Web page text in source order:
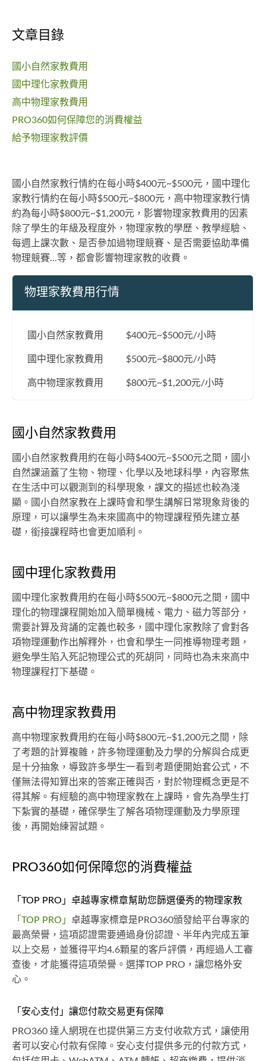
文章目錄
國小自然家教費用
國中理化家教費用
高中物理家教費用
PRO360如何保障您的消費權益
給予物理家教評價
國小自然家教行情約在每小時$400元~$500元，國中理化
家教行情約在每小時$500元~$800元，高中物理家教行情
約為每小時$800元~$1,200元，影響物理家教費用的因素
除了學生的年級及程度外，物理家教的學歷、教學經驗、
每週上課次數、是否參加過物理競賽、是否需要協助準備
物理競賽...等，都會影響物理家教的收費。
物理家教費用行情
國小自然家教費用 $400元~$500元/小時
國中理化家教費用 $500元~$800元/小時
高中物理家教費用 $800元~$1,200元/小時
國小自然家教費用
國小自然家教費用約在每小時$400元~$500元之間，國小
自然課涵蓋了生物、物理、化學以及地球科學，內容聚焦
在生活中可以觀測到的科學現象，課文的描述也較為淺
顯。國小自然家教在上課時會和學生講解日常現象背後的
原理，可以讓學生為未來國高中的物理課程預先建立基
礎，銜接課程時也會更加順利。
國中理化家教費用
國中理化家教費用約在每小時$500元~$800元之間，國中
理化的物理課程開始加入簡單機械、電力、磁力等部分，
需要計算及背誦的定義也較多，國中理化家教除了會對各
項物理運動作出解釋外，也會和學生一同推導物理考題，
避免學生陷入死記物理公式的死胡同，同時也為未來高中
物理課程打下基礎。
高中物理家教費用
高中物理家教費用約在每小時$800元~$1,200元之間，除
了考題的計算複雜，許多物理運動及力學的分解與合成更
是十分抽象，導致許多學生一看到考題便開始套公式，不
僅無法得知算出來的答案正確與否，對於物理概念更是不
得其解。有經驗的高中物理家教在上課時，會先為學生打
下紮實的基礎，確保學生了解各項物理運動及力學原理
後，再開始練習試題。
PRO360如何保障您的消費權益
「TOP PRO」卓越專家標章幫助您篩選優秀的物理家教
「TOP PRO」 卓越專家標章是PRO360頒發給平台專家的
最高榮譽，這項認證需要通過身份認證、半年內完成五筆
以上交易，並獲得平均4.6顆星的客戶評價，再經過人工審
查後，才能獲得這項榮譽。選擇TOP PRO，讓您格外安
心。
「安心支付」讓您付款交易更有保障
PRO360 達人網現在也提供第三方支付收款方式，讓使用
者可以安心付款有保障。安心支付提供多元的付款方式，